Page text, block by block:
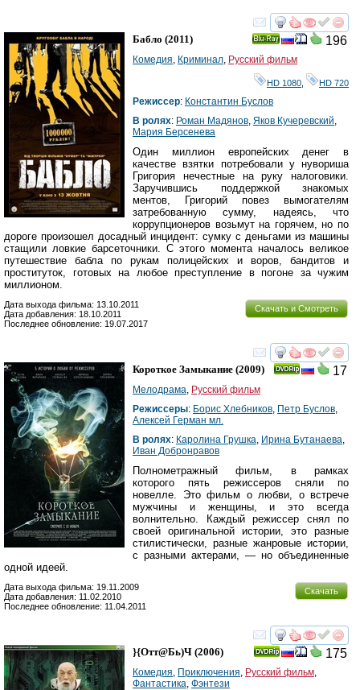
смотреть
196
Бабло (2011)
Комедия, Криминал, Русский фильм
HD 1080 HD 720
Режиссер: Константин Буслов
В ролях: Роман Мадянов, Яков Кучеревский,
Мария Берсенева
Один миллион европейских денег в
качестве взятки потребовали у нувориша
Григория нечестные на руку налоговики.
Заручившись поддержкой знакомых
ментов, Григорий повез вымогателям
затребованную сумму, надеясь, что
коррупционеров возьмут на горячем, но по
дороге произошел досадный инцидент: сумку с деньгами из машины
стащили ловкие барсеточники. С этого момента началось великое
путешествие бабла по рукам полицейских и воров, бандитов и
проституток, готовых на любое преступление в погоне за чужим
миллионом.
Скачать и Смотреть
Дата выхода фильма: 13.10.2011
Дата добавления: 18.10.2011
Последнее обновление: 19.07.2017
смотреть
17
Короткое Замыкание (2009)
Мелодрама, Русский фильм
Режиссеры: Борис Хлебников, Петр Буслов,
Алексей Герман мл.
В ролях: Каролина Грушка, Ирина Бутанаева,
Иван Добронравов
Полнометражный фильм, в рамках
которого пять режиссеров сняли по
новелле. Это фильм о любви, о встрече
мужчины и женщины, и это всегда
волнительно. Каждый режиссер снял по
своей оригинальной истории, это разные
стилистически, разные жанровые истории,
с разными актерами, — но объединенные
одной идеей.
Скачать
Дата выхода фильма: 19.11.2009
Дата добавления: 11.02.2010
Последнее обновление: 11.04.2011
смотреть
175
}{отт@бь)ч (2006)
Комедия Приключения Русский фильм
Фантастика Фэнтези